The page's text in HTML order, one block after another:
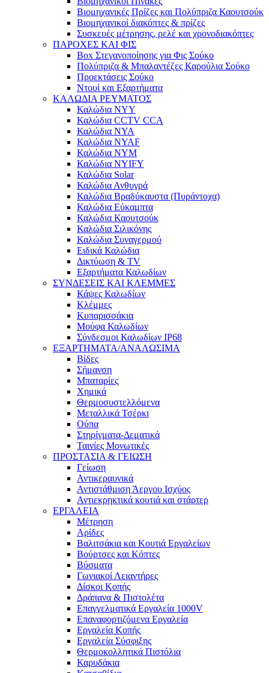
Βιομηχανικές Πρίζες και Πολύπριζα Καουτσούκ
Βιομηχανικοί διακόπτες & πρίζες
Συσκευές μέτρησης, ρελέ και χρονοδιακόπτες
ΠΑΡΟΧΕΣ ΚΑΙ ΦΙΣ
Box Στεγανοποίησης για Φις Σούκο
Πολύπριζα & Μπαλαντέζες Καρούλια Σούκο
Προεκτάσεις Σούκο
Ντουί και Εξαρτήματα
ΚΑΛΩΔΙΑ ΡΕΥΜΑΤΟΣ
Καλώδια NYY
Καλώδια CCTV CCA
Καλώδια NYA
Καλώδια NYAF
Καλώδια NYM
Καλώδια NYIFY
Καλώδια Solar
Καλώδια Ανθυγρά
Καλώδια Βραδύκαυστα (Πυράντοχα)
Καλώδια Εύκαμπτα
Καλώδια Καουτσούκ
Καλώδια Σιλικόνης
Καλώδια Συναγερμού
Ειδικά Καλώδια
Δικτύωση & TV
Εξαρτήματα Καλωδίων
ΣΥΝΔΕΣΕΙΣ ΚΑΙ ΚΛΕΜΜΕΣ
Κάψες Καλωδίων
Κλέμμες
Κυπαρισσάκια
Μούφα Καλωδίων
Σύνδεσμοι Καλωδίων IP68
ΕΞΑΡΤΗΜΑΤΑ/ΑΝΑΛΩΣΙΜΑ
Βίδες
Σήμανση
Μπαταρίες
Χημικά
Θερμοσυστελλόμενα
Μεταλλικά Τσέρκι
Ούπα
Στηρίγματα-Δεματικά
Ταινίες Μονωτικές
ΠΡΟΣΤΑΣΙΑ & ΓΕΙΩΣΗ
Γείωση
Αντικεραυνικά
Αντιστάθμιση Άεργου Ισχύος
Αντιεκρηκτικά κουτιά και στάρτερ
ΕΡΓΑΛΕΙΑ
Μέτρηση
Αρίδες
Βαλιτσάκια και Κουτιά Εργαλείων
Βούρτσες και Κόπτες
Βύσματα
Γωνιακοί Λειαντήρες
Δίσκοι Κοπής
Δράπανα & Πιστολέτα
Επαγγελματικά Εργαλεία 1000V
Επαναφορτιζόμενα Εργαλεία
Εργαλεία Κοπής
Εργαλεία Σύσφιξης
Θερμοκολλητικά Πιστόλια
Καρυδάκια